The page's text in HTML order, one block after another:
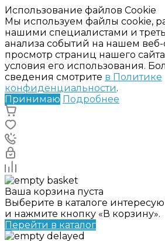
Использование файлов Cookie
Мы используем файлы cookie,
нашими специалистами и
анализа событий на нашем
просмотр страниц нашего
условия его использования.
сведения смотрите в Политике
конфиденциальности.
Принимаю Подробнее
Ваша корзина пуста
Выберите в каталоге
и нажмите кнопку «В корзину».
Перейти в каталог